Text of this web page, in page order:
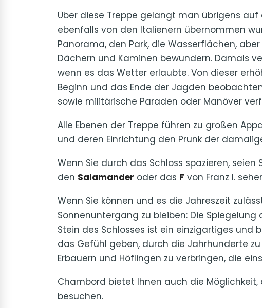
Über diese Treppe gelangt man übrigens auf
ebenfalls von den Italienern übernommen
Panorama, den Park, die Wasserflächen,
Dächern und Kaminen bewundern. Damals
wenn es das Wetter erlaubte. Von dieser
Beginn und das Ende der Jagden
sowie militärische Paraden oder Manöver
Alle Ebenen der Treppe führen zu großen
und deren Einrichtung den Prunk der
Wenn Sie durch das Schloss spazieren,
den Salamander oder das F von Franz I.
Wenn Sie können und es die Jahreszeit
Sonnenuntergang zu bleiben: Die
Stein des Schlosses ist ein einzigartiges und
das Gefühl geben, durch die Jahrhunderte
Erbauern und Höflingen zu verbringen, die
Chambord bietet Ihnen auch die Möglichkeit,
besuchen.